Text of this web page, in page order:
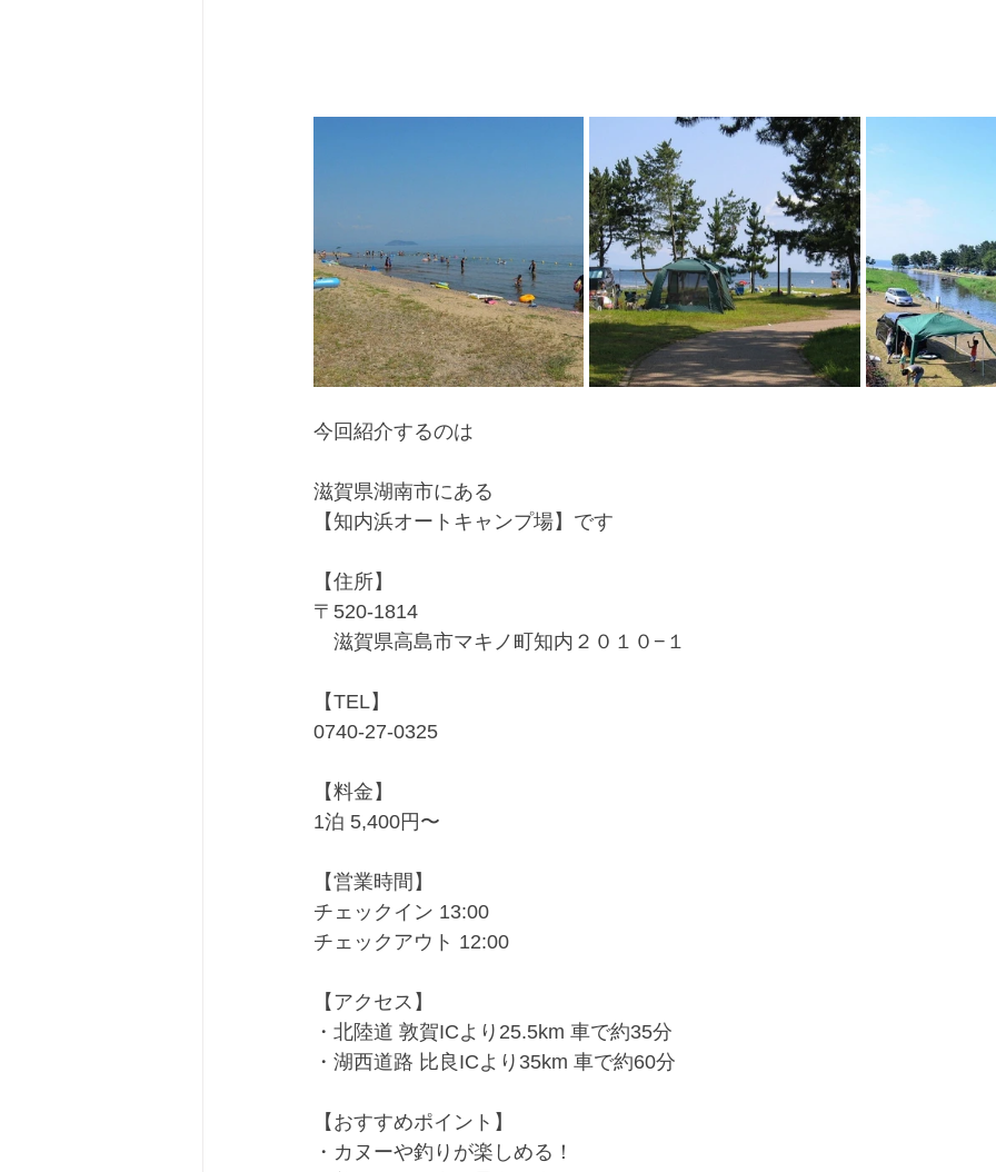
今回紹介するのは
滋賀県湖南市にある
【知内浜オートキャンプ場】です
【住所】
〒520-1814
滋賀県高島市マキノ町知内２０１０−１
【TEL】
0740-27-0325
【料金】
1泊 5,400円〜
【営業時間】
チェックイン 13:00
チェックアウト 12:00
【アクセス】
・北陸道 敦賀ICより25.5km 車で約35分
・湖西道路 比良ICより35km 車で約60分
【おすすめポイント】
・カヌーや釣りが楽しめる！